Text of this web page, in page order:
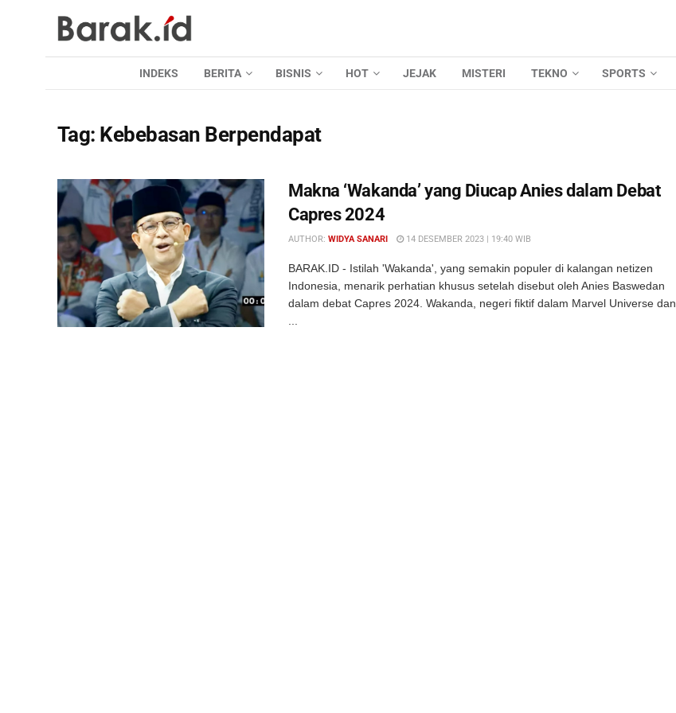
INDEKS BERITA BISNIS HOT JEJAK MISTERI TEKNO SPORTS
Tag: Kebebasan Berpendapat
Makna ‘Wakanda’ yang Diucap Anies dalam Debat
Capres 2024
AUTHOR: WIDYA SANARI 14 DESEMBER 2023 | 19:40 WIB
BARAK.ID - Istilah 'Wakanda', yang semakin populer di kalangan netizen
Indonesia, menarik perhatian khusus setelah disebut oleh Anies Baswedan
dalam debat Capres 2024. Wakanda, negeri fiktif dalam Marvel Universe dan